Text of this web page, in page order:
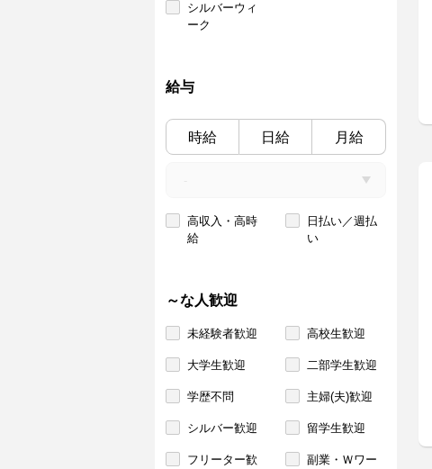
シルバーウィ
ーク
給与
時給 日給 月給
高収入・高時
給
日払い／週払
い
～な人歓迎
未経験者歓迎 高校生歓迎
大学生歓迎 二部学生歓迎
学歴不問 主婦(夫)歓迎
シルバー歓迎 留学生歓迎
フリーター歓
副業・Ｗワー